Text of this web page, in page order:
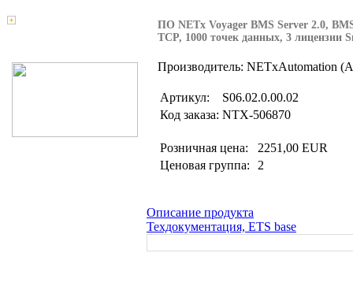
ПО NETx Voyager BMS Server 2.0,
TCP, 1000 точек данных, 3 лицензии
Производитель: NETxAutomation
Артикул:
S06.02.0.00.02
Код заказа: NTX-506870
Розничная цена:
2251,00 EUR
Ценовая группа:
2
Описание продукта
Техдокументация, ETS base